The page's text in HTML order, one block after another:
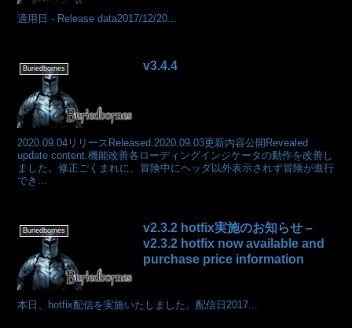
適用日 - Release data2017/12/20...
Buriedbornes v3.4.4
2020.09.04リリースReleased.2020.09.03更新内容公開Revealed
update content.機能改善各ローディングインジケータの動作を改善し
ました。修正ごくまれに、冒険中にヘッダ以外表示されず冒険が進行
でき...
Buriedbornes
v2.3.2 hotfix実施のお知らせ –
v2.3.2 hotfix now available and
purchase price information
本日、hotfix配信を実施いたしました。配信日2017...